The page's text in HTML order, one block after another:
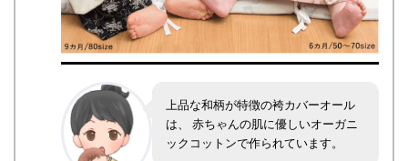
上品な和柄が特徴の袴カバーオール
は、 赤ちゃんの肌に優しいオーガニ
ックコットンで作られています。